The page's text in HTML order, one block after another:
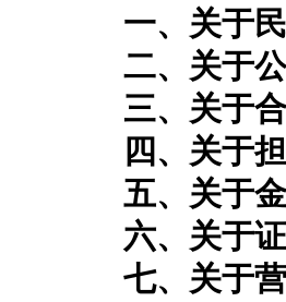
一、关于
二、关于
三、关于
四、关于
五、关于
六、关于
七、关于